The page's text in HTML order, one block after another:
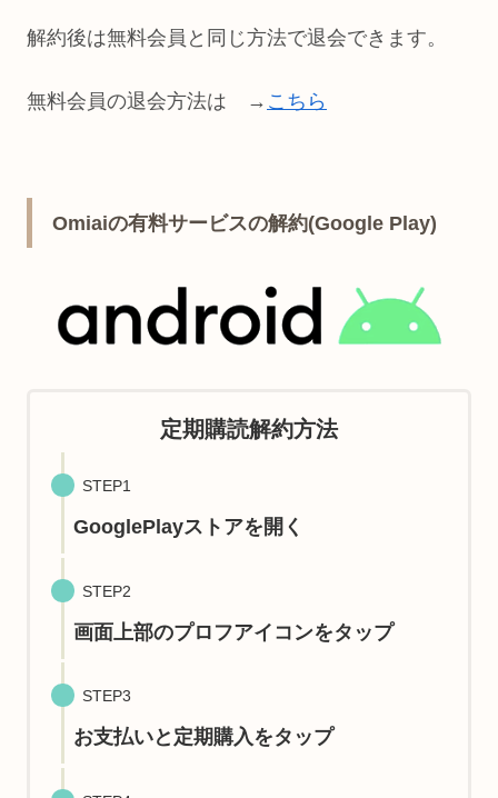
解約後は無料会員と同じ方法で退会できます。
無料会員の退会方法は → こちら
Omiaiの有料サービスの解約(Google Play)
定期購読解約方法
STEP1
GooglePlayストアを開く
STEP2
画面上部のプロフアイコンをタップ
STEP3
お支払いと定期購入をタップ